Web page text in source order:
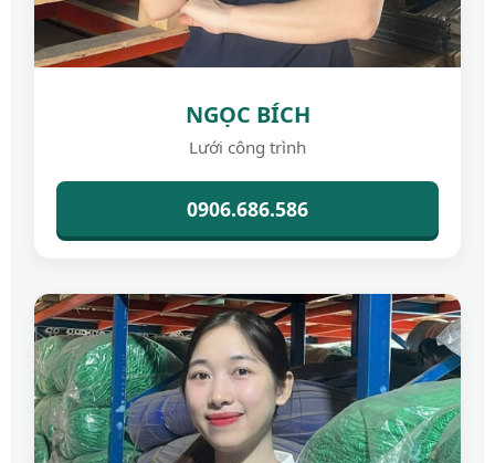
NGỌC BÍCH
Lưới công trình
0906.686.586